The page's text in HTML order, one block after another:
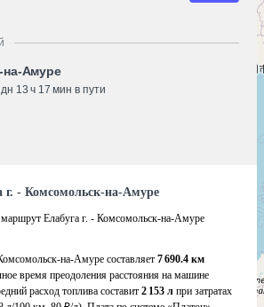
Амуре
13 ч 17 мин в пути
г. - Комсомольск-на-Амуре
маршрут Елабуга г. - Комсомольск-на-Амуре
на-Амуре составляет 7 690.4 км
время преодоления расстояния на машине
расход топлива составит 2 153 л при затратах